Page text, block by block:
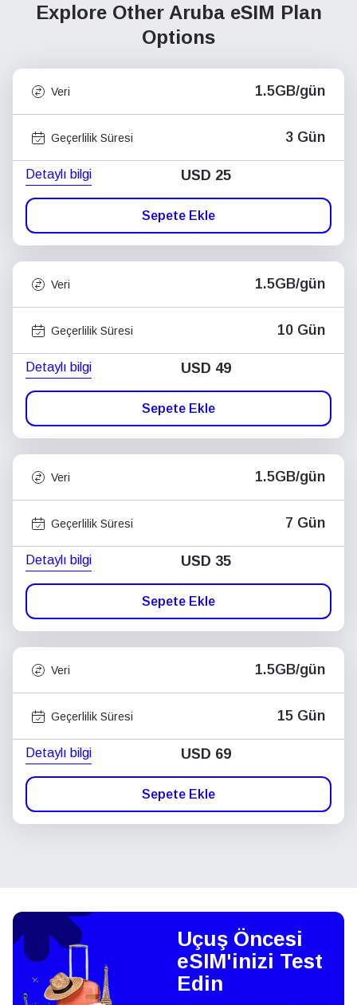
Explore Other Aruba eSIM Plan
Options
Veri 1.5GB/gün
Geçerlilik Süresi 3 Gün
Detaylı bilgi USD 25
Sepete Ekle
Veri 1.5GB/gün
Geçerlilik Süresi 10 Gün
Detaylı bilgi USD 49
Sepete Ekle
Veri 1.5GB/gün
Geçerlilik Süresi 7 Gün
Detaylı bilgi USD 35
Sepete Ekle
Veri 1.5GB/gün
Geçerlilik Süresi 15 Gün
Detaylı bilgi USD 69
Sepete Ekle
Uçuş Öncesi
eSIM'inizi Test
Edin